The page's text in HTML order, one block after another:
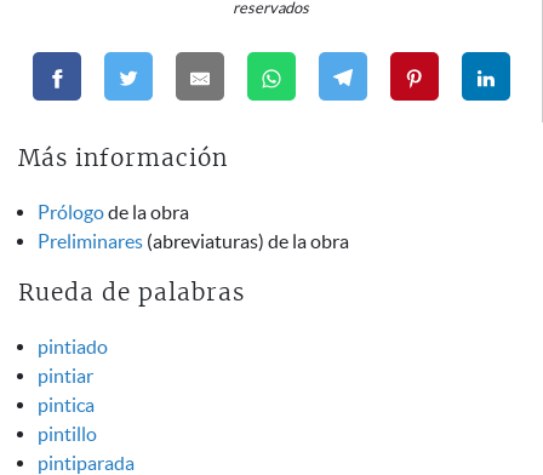
reservados
Más información
Prólogode la obra
Preliminares (abreviaturas) de la obra
Rueda de palabras
pintiado
pintiar
pintica
pintillo
pintiparada